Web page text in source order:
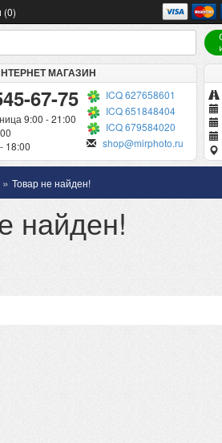
(0)
МАГАЗИН
67-75
9:00 - 21:00
18:00
ICQ 627658601
ICQ 651848404
ICQ 679584020
shop@mirphoto.ru
» Товар не найден!
найден!